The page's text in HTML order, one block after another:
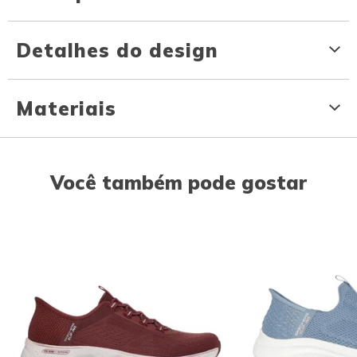
Detalhes do design
Materiais
Você também pode gostar